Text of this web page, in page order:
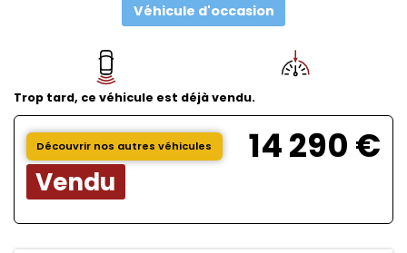
Véhicule d'occasion
Trop tard, ce véhicule est déjà vendu.
Découvrir nos autres véhicules 14 290 €
Vendu